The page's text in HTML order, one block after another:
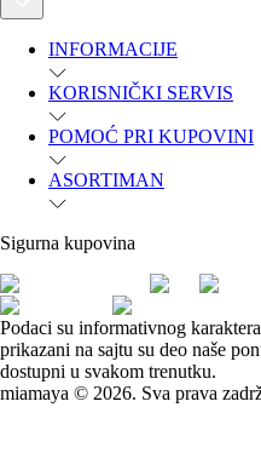
INFORMACIJE
KORISNIČKI SERVIS
POMOĆ PRI KUPOVINI
ASORTIMAN
Sigurna kupovina
Podaci su informativnog
prikazani na sajtu su deo naše
dostupni u svakom trenutku.
miamaya © 2026. Sva prava